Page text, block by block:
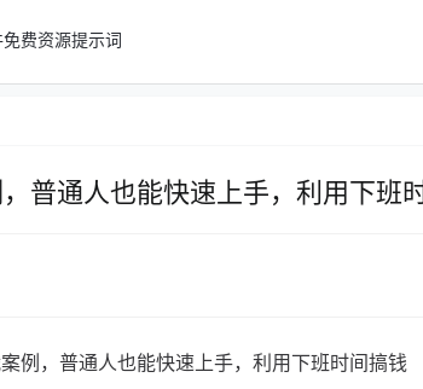
免费资源提示词
普通人也能快速上手，利用下班
例，普通人也能快速上手，利用下班时间搞钱